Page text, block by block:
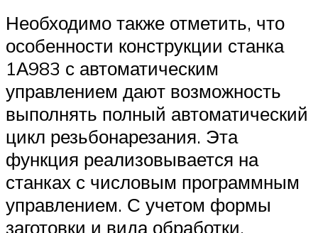
Необходимо также отметить, что
особенности конструкции станка
1А983 с автоматическим
управлением дают возможность
выполнять полный автоматический
цикл резьбонарезания. Эта
функция реализовывается на
станках с числовым программным
управлением. С учетом формы
заготовки и вида обработки,